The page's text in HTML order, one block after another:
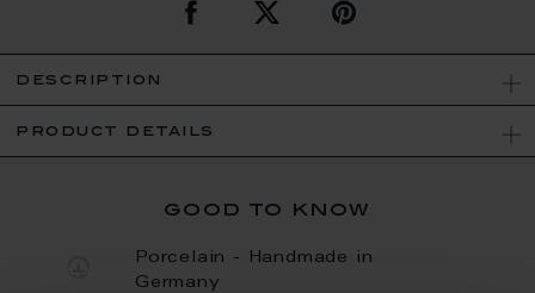
description
product details
good to know
Porcelain - Handmade in
Germany